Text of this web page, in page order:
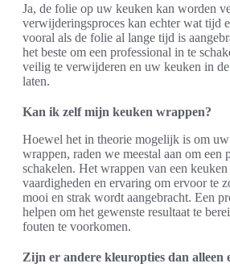
Ja, de folie op uw keuken kan worden
verwijderingsproces kan echter wat tijd
vooral als de folie al lange tijd is
het beste om een professional in te
veilig te verwijderen en uw keuken in de
laten.
Kan ik zelf mijn keuken wrappen?
Hoewel het in theorie mogelijk is om
wrappen, raden we meestal aan om een
schakelen. Het wrappen van een
vaardigheden en ervaring om ervoor te
mooi en strak wordt aangebracht. Een
helpen om het gewenste resultaat te
fouten te voorkomen.
Zijn er andere kleuropties dan alleen